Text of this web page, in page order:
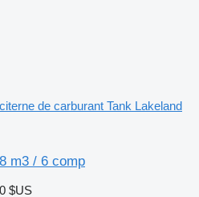
citerne de carburant Tank Lakeland
m3 / 6 comp
$US